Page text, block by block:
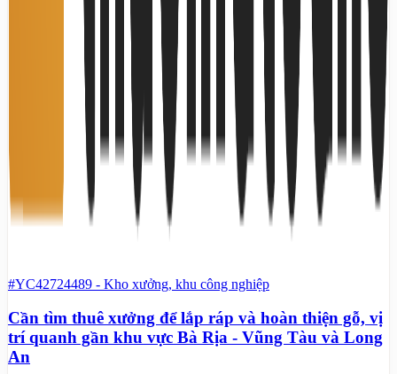
#YC42724489 - Kho xưởng, khu công nghiệp
Cần tìm thuê xưởng để lắp ráp và hoàn thiện gỗ, vị
trí quanh gần khu vực Bà Rịa - Vũng Tàu và Long
An